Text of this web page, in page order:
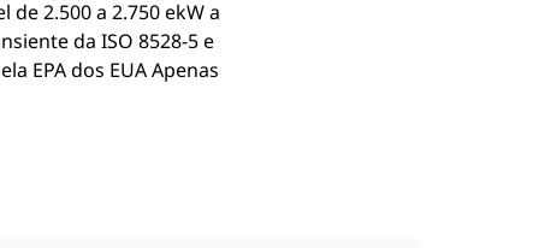
2.500 a 2.750 ekW a
da ISO 8528-5 e
EPA dos EUA Apenas